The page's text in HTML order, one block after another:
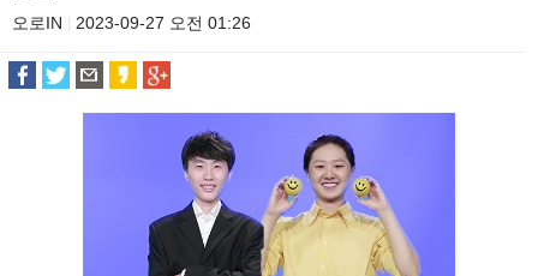
오로IN
2023-09-27 오전 01:26